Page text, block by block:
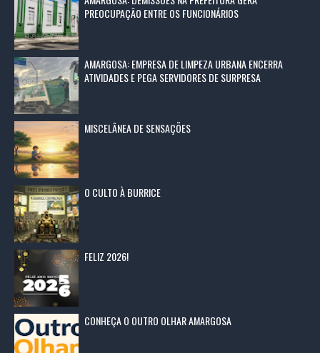
PREOCUPAÇÃO ENTRE OS FUNCIONÁRIOS
AMARGOSA: EMPRESA DE LIMPEZA URBANA ENCERRA
ATIVIDADES E PEGA SERVIDORES DE SURPRESA
MISCELÂNEA DE SENSAÇÕES
O CULTO À BURRICE
FELIZ 2026!
CONHEÇA O OUTRO OLHAR AMARGOSA